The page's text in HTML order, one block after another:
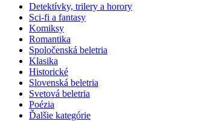
Detektívky, trilery a horory
Sci-fi a fantasy
Komiksy
Romantika
Spoločenská beletria
Klasika
Historické
Slovenská beletria
Svetová beletria
Poézia
Ďalšie kategórie